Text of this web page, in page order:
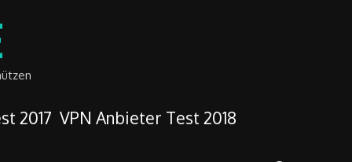
2017 VPN Anbieter Test 2018